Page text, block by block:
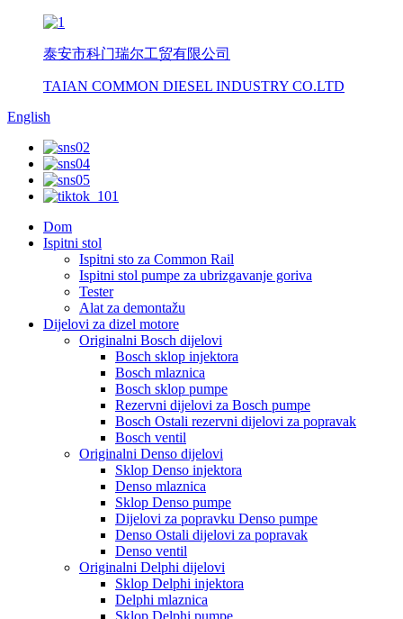
泰安市科门瑞尔工贸有限公司
TAIAN COMMON DIESEL INDUSTRY CO.LTD
English
Dom
Ispitni stol
Ispitni sto za Common Rail
Ispitni stol pumpe za ubrizgavanje goriva
Tester
Alat za demontažu
Dijelovi za dizel motore
Originalni Bosch dijelovi
Bosch sklop injektora
Bosch mlaznica
Bosch sklop pumpe
Rezervni dijelovi za Bosch pumpe
Bosch Ostali rezervni dijelovi za popravak
Bosch ventil
Originalni Denso dijelovi
Sklop Denso injektora
Denso mlaznica
Sklop Denso pumpe
Dijelovi za popravku Denso pumpe
Denso Ostali dijelovi za popravak
Denso ventil
Originalni Delphi dijelovi
Sklop Delphi injektora
Delphi mlaznica
Sklop Delphi pumpe